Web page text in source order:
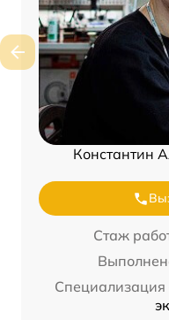
Константин
Стаж
Специализация